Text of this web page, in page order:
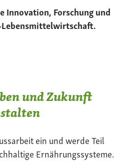
Innovation, Forschung und
und Zukunft
ein und werde Teil
Ernährungssysteme.